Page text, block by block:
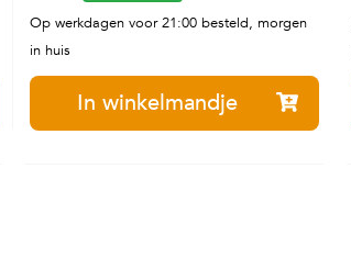
Op werkdagen voor 21:00 besteld, morgen
in huis
In winkelmandje